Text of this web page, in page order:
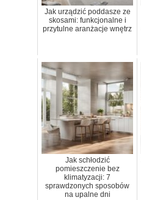
Jak urządzić poddasze ze
skosami: funkcjonalne i
przytulne aranżacje wnętrz
Jak schłodzić
pomieszczenie bez
klimatyzacji: 7
sprawdzonych sposobów
na upalne dni